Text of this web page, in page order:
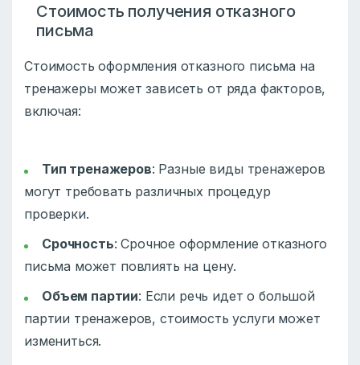
Стоимость получения отказного
письма
Стоимость оформления отказного письма на
тренажеры может зависеть от ряда факторов,
включая:
Тип тренажеров: Разные виды тренажеров
могут требовать различных процедур
проверки.
Срочность: Срочное оформление отказного
письма может повлиять на цену.
Объем партии: Если речь идет о большой
партии тренажеров, стоимость услуги может
измениться.